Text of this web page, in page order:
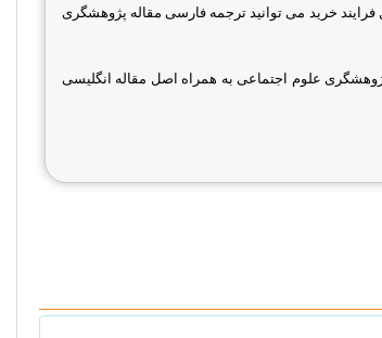
فرایند خرید می توانید ترجمه فارسی مقاله پژوهشگری
علوم اجتماعی به همراه اصل مقاله انگلیسی